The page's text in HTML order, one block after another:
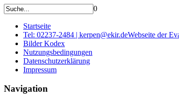
0
Startseite
Tel: 02237-2484 | kerpen@ekir.deWebseite der
Bilder Kodex
Nutzungsbedingungen
Datenschutzerklärung
Impressum
Navigation